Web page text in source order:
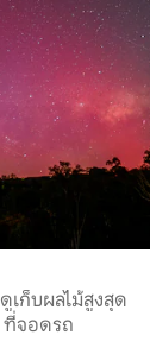
เก็บผลไม้สูงสุด
ที่จอดรถ